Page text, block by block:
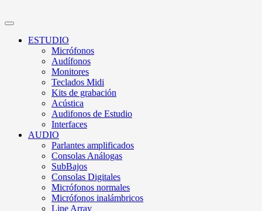
ESTUDIO
Micrófonos
Audífonos
Monitores
Teclados Midi
Kits de grabación
Acústica
Audifonos de Estudio
Interfaces
AUDIO
Parlantes amplificados
Consolas Análogas
SubBajos
Consolas Digitales
Micrófonos normales
Micrófonos inalámbricos
Line Array